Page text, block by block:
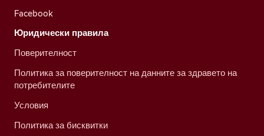
Facebook
Юридически правила
Поверителност
Политика за поверителност на данните за здравето на
потребителите
Условия
Политика за бисквитки